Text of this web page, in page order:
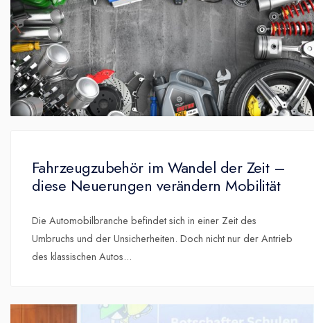
Fahrzeugzubehör im Wandel der Zeit –
diese Neuerungen verändern Mobilität
Die Automobilbranche befindet sich in einer Zeit des
Umbruchs und der Unsicherheiten. Doch nicht nur der Antrieb
des klassischen Autos...